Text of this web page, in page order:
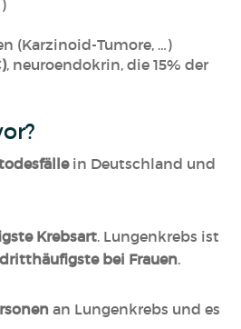
(Karzinoid-Tumore, …)
, neuroendokrin, die 15% der
in Deutschland und
Krebsart. Lungenkrebs ist
dritthäufigste bei Frauen.
an Lungenkrebs und es